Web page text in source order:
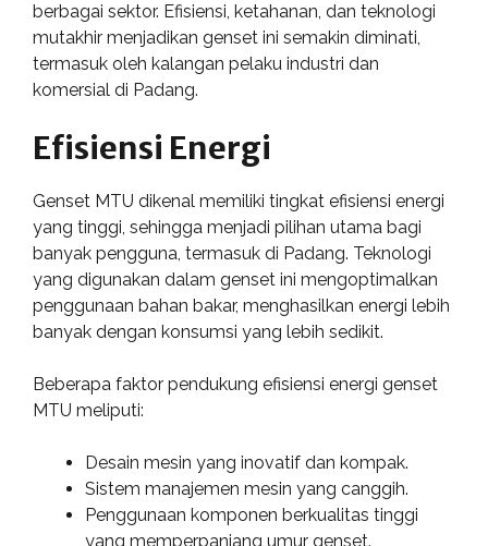
berbagai sektor. Efisiensi, ketahanan, dan teknologi
mutakhir menjadikan genset ini semakin diminati,
termasuk oleh kalangan pelaku industri dan
komersial di Padang.
Efisiensi Energi
Genset MTU dikenal memiliki tingkat efisiensi energi
yang tinggi, sehingga menjadi pilihan utama bagi
banyak pengguna, termasuk di Padang. Teknologi
yang digunakan dalam genset ini mengoptimalkan
penggunaan bahan bakar, menghasilkan energi lebih
banyak dengan konsumsi yang lebih sedikit.
Beberapa faktor pendukung efisiensi energi genset
MTU meliputi:
Desain mesin yang inovatif dan kompak.
Sistem manajemen mesin yang canggih.
Penggunaan komponen berkualitas tinggi
yang memperpanjang umur genset.